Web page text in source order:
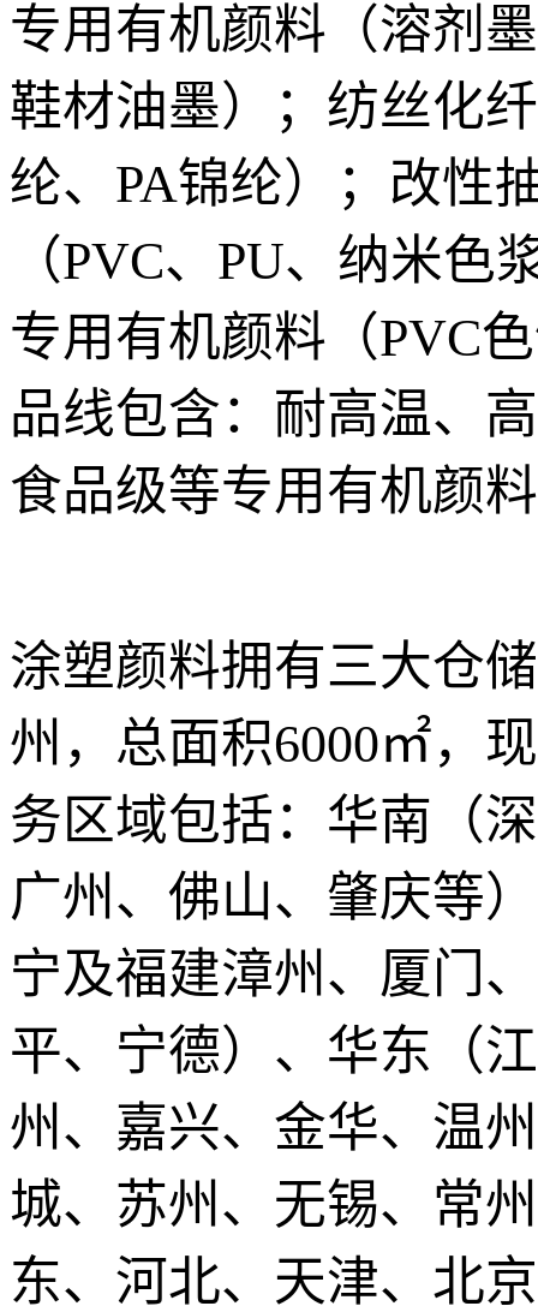
专用有机颜料（溶剂
鞋材油墨）；纺丝化
纶、PA锦纶）；改性
（PVC、PU、纳米
专用有机颜料（PVC
品线包含：耐高温、
食品级等专用有机颜
涂塑颜料拥有三大仓
州，总面积6000㎡，
务区域包括：华南（
广州、佛山、肇庆等
宁及福建漳州、厦门
平、宁德）、华东（
州、嘉兴、金华、温
城、苏州、无锡、常
东、河北、天津、北